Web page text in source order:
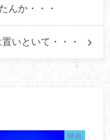
んか・・・
いといて・・・
映画